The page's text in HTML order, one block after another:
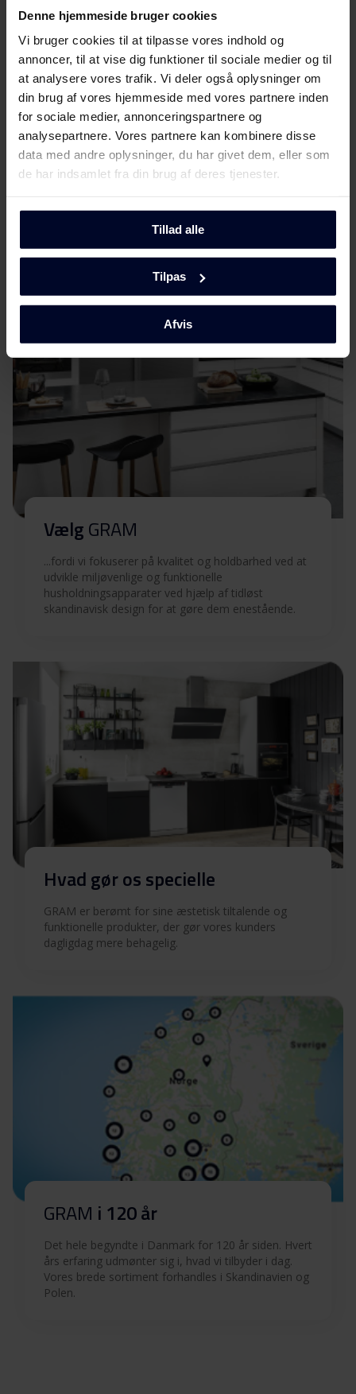
Denne hjemmeside bruger cookies
Vi bruger cookies til at tilpasse vores indhold og
annoncer, til at vise dig funktioner til sociale medier og til
at analysere vores trafik. Vi deler også oplysninger om
din brug af vores hjemmeside med vores partnere inden
for sociale medier, annonceringspartnere og
analysepartnere. Vores partnere kan kombinere disse
data med andre oplysninger, du har givet dem, eller som
de har indsamlet fra din brug af deres tjenester.
Tillad alle
Tilpas
Afvis
Brugervejledning
Sikkerhedsoplysninger og
advarsler (DK)
Download
Sikkerhedsoplysninger og
advarsler (FI)
Download
Sikkerhedsoplysninger og
advarsler (SV)
Download
Sikkerhedsoplysninger og
advarsler (EN)
Download
Betjeningsvejledninger
Download
Betjeningsvejledninger
(FI)
(DK)
Download
Betjeningsvejledninger
(SV)
Betjeningsvejledninger
(NO)
Download
Produktbillede TPS
7731-92
Hent alt (12) Hent udvalgt
Vis mere
MødGRAM
VælgGRAM
...fordi vi fokuserer på kvalitet og holdbarhed ved at
udvikle miljøvenlige og funktionelle
husholdningsapparater ved hjælp af tidløst
skandinavisk design for at gøre dem enestående.
Hvad gør os specielle
GRAM er berømt for sine æstetisk tiltalende og
funktionelle produkter, der gør vores kunders
dagligdag mere behagelig.
GRAM i 120 år
Det hele begyndte i Danmark for 120 år siden. Hvert
års erfaring udmønter sig i, hvad vi tilbyder i dag.
Vores brede sortiment forhandles i Skandinavien og
Polen.